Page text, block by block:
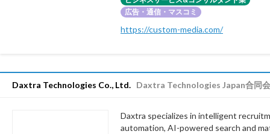
広告・通信・マスコミ
https://custom-media.com/
Daxtra Technologies Co., Ltd. Daxtra Technologies Japan合同
Daxtra specializes in intelligent
automation, AI-powered search and